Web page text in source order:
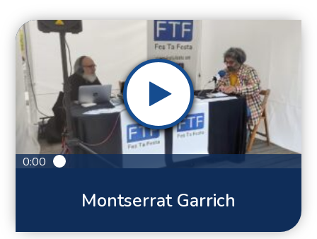
0:00
Montserrat Garrich